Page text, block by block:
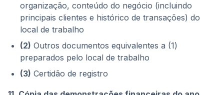
organização, conteúdo do negócio (incluindo
principais clientes e histórico de transações) do
local de trabalho
(2) Outros documentos equivalentes a (1)
preparados pelo local de trabalho
(3) Certidão de registro